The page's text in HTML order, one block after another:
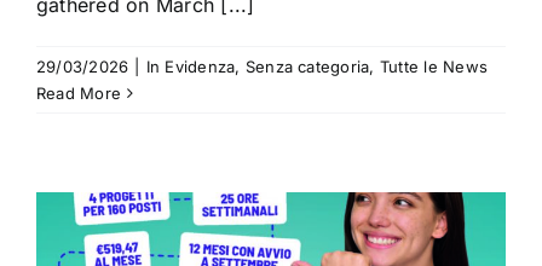
gathered on March [...]
29/03/2026 In Evidenza, Senza categoria, Tutte le News
Read More